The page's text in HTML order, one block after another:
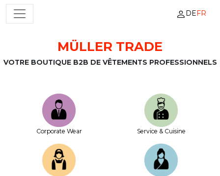
Passer au contenu
NAVIGATION PRINCIPALE DEFR
MÜLLER TRADE
VOTRE BOUTIQUE B2B DE VÊTEMENTS PROFESSIONNELS
Corporate Wear Service & Cuisine